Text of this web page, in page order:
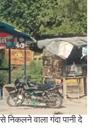
एजिंग”
थीम
के
साथ
उत्साहपूर्वक
मनाया
गया
12वां
अंतरराष्ट्रीय
योग
दिवसवाला गंदा पानी दे